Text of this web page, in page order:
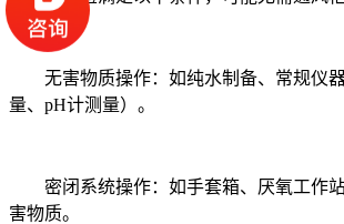
无害物质操作：如纯水制备、常规仪
量、pH计测量）。
密闭系统操作：如手套箱、厌氧工作站
害物质。